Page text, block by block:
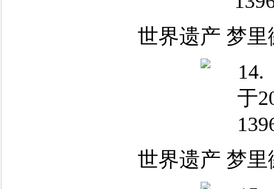
世界遗产 梦
世界遗产 梦